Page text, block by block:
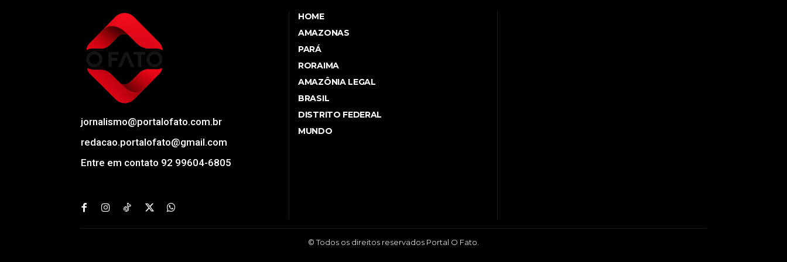
jornalismo@portalofato.com.br
redacao.portalofato@gmail.com
Entre em contato 92 99604-6805
HOME
AMAZONAS
PARÁ
RORAIMA
AMAZÔNIA LEGAL
BRASIL
DISTRITO FEDERAL
MUNDO
© Todos os direitos reservados Portal O Fato.